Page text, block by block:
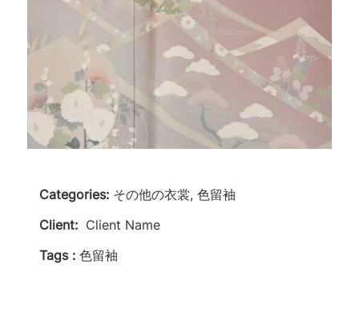
Categories: その他の衣裳, 色留袖
Client: Client Name
Tags : 色留袖